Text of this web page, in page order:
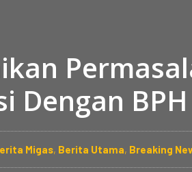
Dengan
Migas, Berita Utama, Breaking